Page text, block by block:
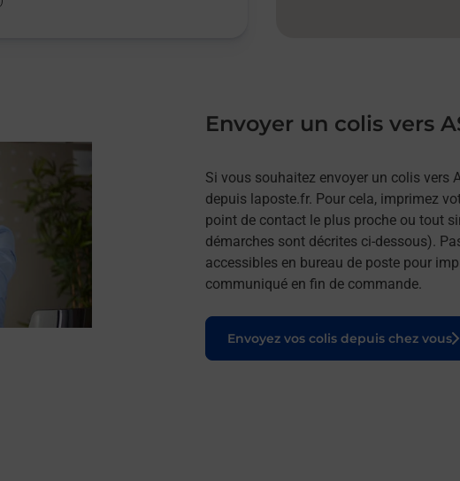
Envoyer un colis vers
Si vous souhaitez envoyer un colis vers
depuis laposte.fr. Pour cela, imprimez
point de contact le plus proche ou tout
démarches sont décrites ci-dessous).
accessibles en bureau de poste pour
communiqué en fin de commande.
Envoyez vos colis depuis chez vous
Le lien s'ouvre dans un nouvel onglet